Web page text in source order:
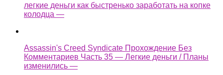
легкие деньги как быстренько заработать на копке
колодца —
Assassin's Creed Syndicate Прохождение Без
Комментариев Часть 35 — Легкие деньги / Планы
изменились —